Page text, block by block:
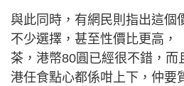
與此同時，有網民則指出這個
不少選擇，甚至性價比更高，
茶，港幣80圓已經很不錯，而
港任食點心都係咁上下，仲要